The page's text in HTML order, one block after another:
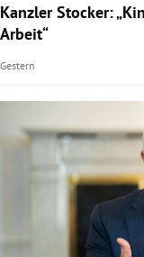
Kanzler Stocker:
Arbeit“
Gestern